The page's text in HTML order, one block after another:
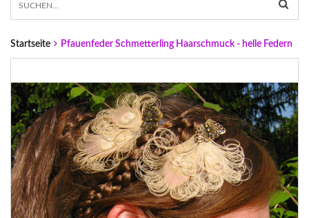
Startseite Pfauenfeder Schmetterling Haarschmuck - helle Federn